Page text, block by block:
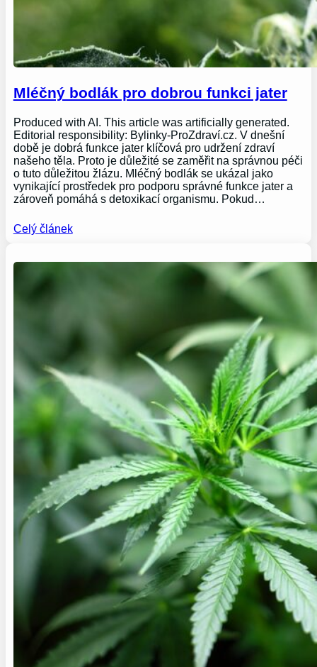
Mléčný bodlák pro dobrou funkci jater
Produced with AI. This article was artificially generated.
Editorial responsibility: Bylinky-ProZdraví.cz. V dnešní
době je dobrá funkce jater klíčová pro udržení zdraví
našeho těla. Proto je důležité se zaměřit na správnou péči
o tuto důležitou žlázu. Mléčný bodlák se ukázal jako
vynikající prostředek pro podporu správné funkce jater a
zároveň pomáhá s detoxikací organismu. Pokud…
Celý článek